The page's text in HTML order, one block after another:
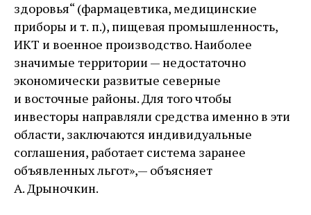
здоровья“ (фармацевтика, медицинские
приборы и т. п.), пищевая промышленность,
ИКТ и военное производство. Наиболее
значимые территории — ​недостаточно
экономически развитые северные
и восточные районы. Для того чтобы
инвесторы направляли средства именно в эти
области, заключаются индивидуальные
соглашения, работает система заранее
объявленных льгот», — ​объясняет
А. Дрыночкин.